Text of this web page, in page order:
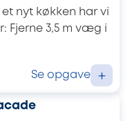
et nyt køkken har vi
Fjerne 3,5 m væg i
Se opgave +